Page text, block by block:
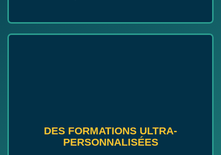
DES FORMATIONS ULTRA-
PERSONNALISÉES